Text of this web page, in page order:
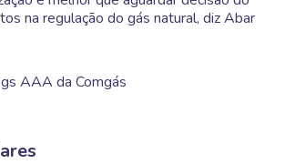
na regulação do gás natural, diz Abar
AAA da Comgás